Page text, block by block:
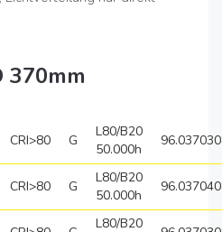
370mm
CRI>80 G
L80/B20
50.000h
CRI>80 G
L80/B20
50.000h
L80/B20